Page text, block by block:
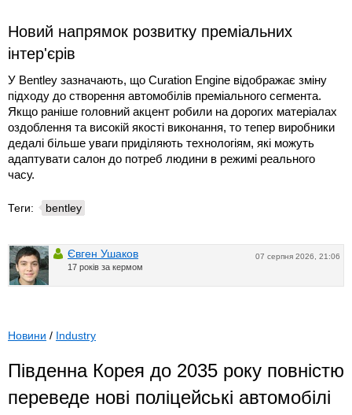
Новий напрямок розвитку преміальних
інтер'єрів
У Bentley зазначають, що Curation Engine відображає зміну
підходу до створення автомобілів преміального сегмента.
Якщо раніше головний акцент робили на дорогих матеріалах
оздоблення та високій якості виконання, то тепер виробники
дедалі більше уваги приділяють технологіям, які можуть
адаптувати салон до потреб людини в режимі реального
часу.
Теги: bentley
07 серпня 2026, 21:06
Євген Ушаков
17 років за кермом
Новини / Industry
Південна Корея до 2035 року повністю
переведе нові поліцейські автомобілі